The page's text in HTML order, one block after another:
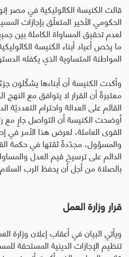
قالت الكنيسة الكاثوليكية في مصر إنها
الحكومي الأخير المتعلّق بإجازات
لعدم تحقيق المساواة الكاملة بين
ما يخص أعياد أبناء الكنيسة
المواطنة المتساوية الذي يكفله
وأكدت الكنيسة أن أبناءها يشكّلون
معتبرةً أن القرار لا يتوافق مع النهج
القائم على العدالة واحترام التعدديّة
أوضحت الكنيسة أن التواصل جارٍ مع
القوى العاملة، لعرض هذا الأمر في
والمسؤول، مجدّدةً ثقتها في حكمة
الدائم على ترسيخ قيم العدل
بالصلاة من أجل أن يحفظ الرب السلام
قرار وزارة العمل
ويأتي البيان في أعقاب إعلان وزارة
تنظيم الإجازات الدينية المستحقة